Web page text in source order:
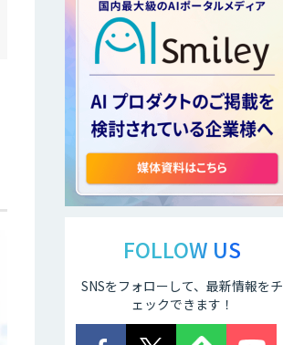
AIエンジニアアカ
デミー（バイブコ
ーディング研修）
aiDAPTIV+
ELYZA Works
JAPAN AI
KNOWLEDGE
FOLLOW US
SNSをフォローして、最新情報をチ
ェックできます！